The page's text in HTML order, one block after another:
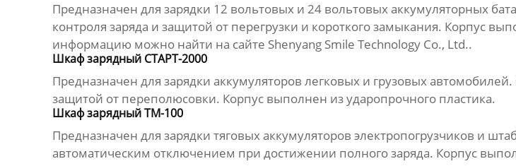
Предназначен для зарядки 12 вольтовых и 24 вольтовых аккумуляторных
контроля заряда и защитой от перегрузки и короткого замыкания. Корпус
информацию можно найти на сайте Shenyang Smile Technology Co., Ltd..
Шкаф зарядный СТАРТ-2000
Предназначен для зарядки аккумуляторов легковых и грузовых
защитой от переполюсовки. Корпус выполнен из ударопрочного пластика.
Шкаф зарядный ТМ-100
Предназначен для зарядки тяговых аккумуляторов электропогрузчиков и
автоматическим отключением при достижении полного заряда. Корпус